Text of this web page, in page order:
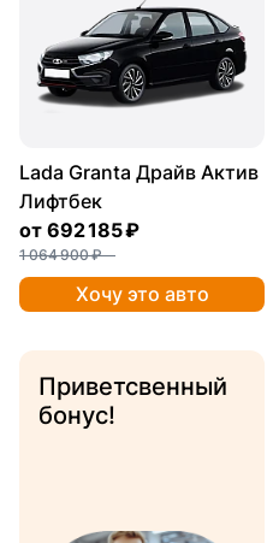
Lada Granta Драйв Актив
Лифтбек
от 692 185 ₽
1 064 900 ₽
Хочу это авто
Приветсвенный
бонус!